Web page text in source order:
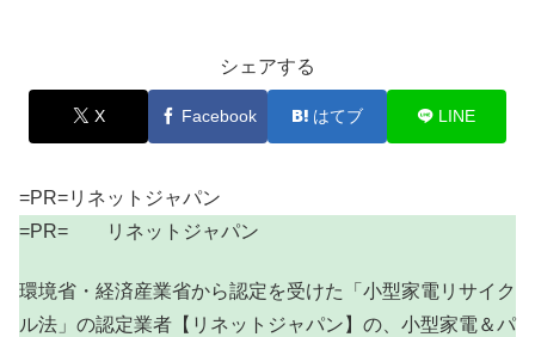
シェアする
X Facebook はてブ LINE
=PR=リネットジャパン
=PR= リネットジャパン
環境省・経済産業省から認定を受けた「小型家電リサイク
ル法」の認定業者【リネットジャパン】の、小型家電＆パ